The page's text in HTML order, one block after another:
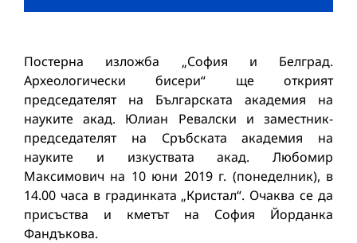
Постерна изложба „София и Белград.
Археологически бисери“ ще открият
председателят на Българската академия на
науките акад. Юлиан Ревалски и заместник-
председателят на Сръбската академия на
науките и изкуствата акад. Любомир
Максимович на 10 юни 2019 г. (понеделник), в
14.00 часа в градинката „Кристал“. Очаква се да
присъства и кметът на София Йорданка
Фандъкова.